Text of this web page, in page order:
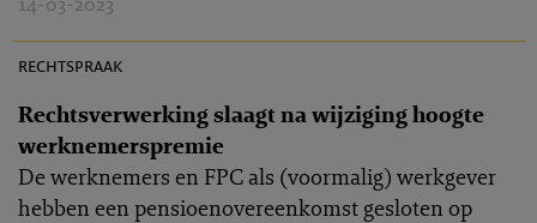
rechtspraak
Rechtsverwerking slaagt na wijziging hoogte
werknemerspremie
De werknemers en FPC als (voormalig) werkgever
hebben een pensioenovereenkomst gesloten op